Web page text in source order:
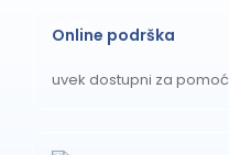
Online podrška
uvek dostupni za pomoć